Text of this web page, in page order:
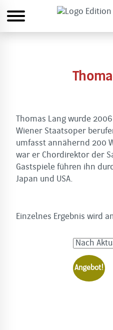
Thomas Lang wurde
Wiener Staatsoper
umfasst annähernd 200
war er Chordirektor der
Gastspiele führen ihn
Japan und USA.
Einzelnes Ergebnis wird
Angebot!